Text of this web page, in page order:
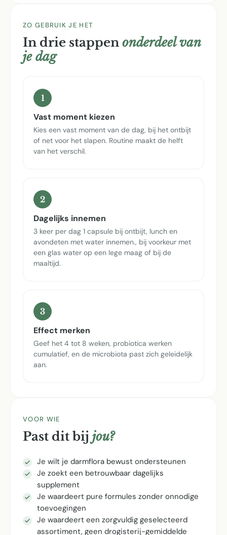
ZO GEBRUIK JE HET
In drie stappen onderdeel van
je dag
1
Vast moment kiezen
Kies een vast moment van de dag, bij het ontbijt
of net voor het slapen. Routine maakt de helft
van het verschil.
2
Dagelijks innemen
3 keer per dag 1 capsule bij ontbijt, lunch en
avondeten met water innemen., bij voorkeur met
een glas water op een lege maag of bij de
maaltijd.
3
Effect merken
Geef het 4 tot 8 weken, probiotica werken
cumulatief, en de microbiota past zich geleidelijk
aan.
VOOR WIE
Past dit bij jou?
Je wilt je darmflora bewust ondersteunen
Je zoekt een betrouwbaar dagelijks
supplement
Je waardeert pure formules zonder onnodige
toevoegingen
Je waardeert een zorgvuldig geselecteerd
assortiment, geen drogisterij-gemiddelde